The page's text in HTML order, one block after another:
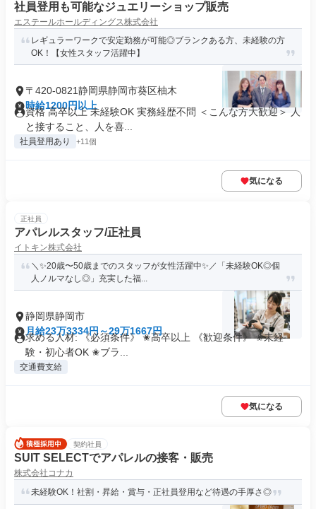
社員登用も可能なジュエリーショップ販売
エステールホールディングス株式会社
レギュラーワークで安定勤務が可能◎ブランクある方、未経験の方
OK！【女性スタッフ活躍中】
〒420-0821静岡県静岡市葵区柚木
時給1200円以上
資格 高卒以上 未経験OK 実務経歴不問 ＜こんな方大歓迎＞ 人
と接すること、人を喜...
社員登用あり +11個
気になる
正社員
アパレルスタッフ/正社員
イトキン株式会社
＼✨20歳〜50歳までのスタッフが女性活躍中✨／「未経験OK◎個
人ノルマなし◎」充実した福...
静岡県静岡市
月給23万3334円～29万1667円
求める人材: 《必須条件》 ✬高卒以上 《歓迎条件》 ✬未経
験・初心者OK ✬ブラ...
交通費支給
気になる
契約社員
SUIT SELECTでアパレルの接客・販売
株式会社コナカ
未経験OK！社割・昇給・賞与・正社員登用など待遇の手厚さ◎